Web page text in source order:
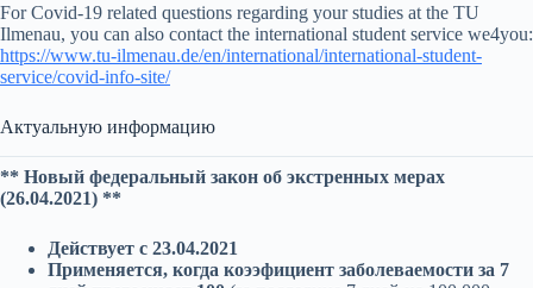
For Covid-19 related questions regarding your studies at the TU
Ilmenau, you can also contact the international student service we4you:
https://www.tu-ilmenau.de/en/international/international-student-
service/covid-info-site/
Актуальную информацию
** Новый федеральный закон об экстренных мерах
(26.04.2021) **
Действует с 23.04.2021
Применяется, когда коээфициент заболеваемости за 7